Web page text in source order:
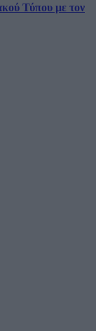
Τύπου με τον